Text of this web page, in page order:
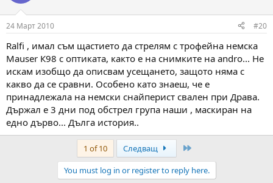
24 Март 2010 #20
Ralfi , имал съм щастието да стрелям с трофейна немска
Mauser К98 с оптиката, както е на снимките на andro... Не
искам изобщо да описвам усещането, защото няма с
какво да се сравни. Особено като знаеш, че е
принадлежала на немски снайперист свален при Драва.
Държал е 3 дни под обстрел група наши , маскиран на
едно дърво... Дълга история..
1 of 10 Следващ
You must log in or register to reply here.